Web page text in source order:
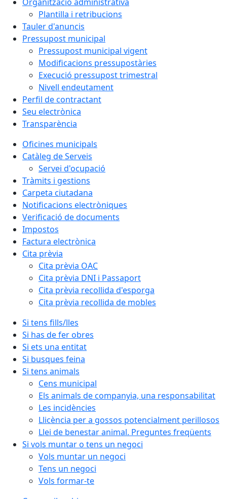
Plantilla i retribucions
Tauler d'anuncis
Pressupost municipal
Pressupost municipal vigent
Modificacions pressupostàries
Execució pressupost trimestral
Nivell endeutament
Perfil de contractant
Seu electrònica
Transparència
Oficines municipals
Catàleg de Serveis
Servei d'ocupació
Tràmits i gestions
Carpeta ciutadana
Notificacions electròniques
Verificació de documents
Impostos
Factura electrònica
Cita prèvia
Cita prèvia OAC
Cita prèvia DNI i Passaport
Cita prèvia recollida d'esporga
Cita prèvia recollida de mobles
Si tens fills/lles
Si has de fer obres
Si ets una entitat
Si busques feina
Si tens animals
Cens municipal
Els animals de companyia, una responsabilitat
Les incidències
Llicència per a gossos potencialment perillosos
Llei de benestar animal. Preguntes freqüents
Si vols muntar o tens un negoci
Vols muntar un negoci
Tens un negoci
Vols formar-te